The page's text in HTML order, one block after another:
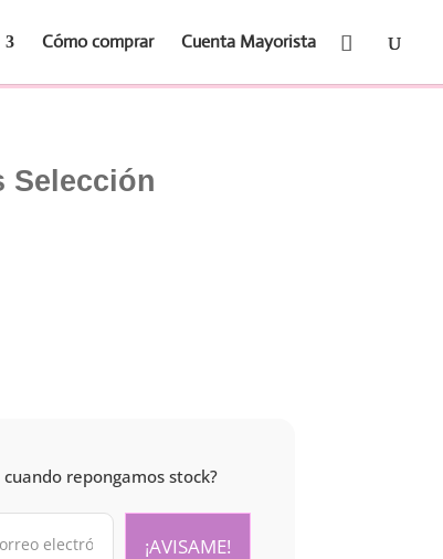
Cómo comprar Cuenta Mayorista
Selección
repongamos stock?